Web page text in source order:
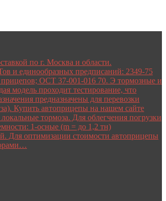
по г. Москва и области.
и единообразных предписаний: 2349-75
ОСТ 37-001-016 70. Э тормозные и
модель проходит тестирование, что
предназначены для перевозки
Купить автоприцепы на нашем сайте
тормоза. Для облегчения погрузки
1-осные (m = до 1,2 тн)
Для оптимизации стоимости автоприцепы